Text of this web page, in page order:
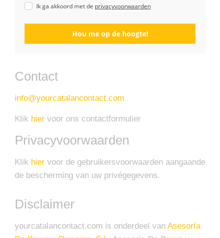
Ik ga akkoord met de privacyvoorwaarden
Hou me op de hoogte!
Contact
info@yourcatalancontact.com
Klik hier voor ons contactformulier
Privacyvoorwaarden
Klik hier voor de gebruikersvoorwaarden aangaande
de bescherming van uw privégegevens.
Disclaimer
yourcatalancontact.com is onderdeel van Asesoría